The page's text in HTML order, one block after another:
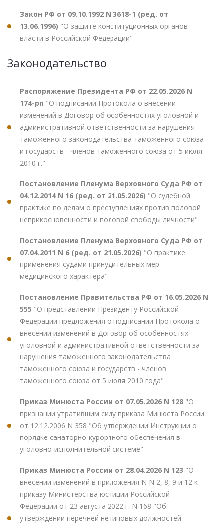
Закон РФ от 09.10.1992 N 3618-1 (ред. от
13.06.1996) "О защите конституционных органов
власти в Российской Федерации"
Законодательство
Распоряжение Президента РФ от 22.05.2026 N
174-рп "О подписании Протокола о внесении
изменений в Договор об особенностях уголовной и
административной ответственности за нарушения
таможенного законодательства таможенного союза
и государств - членов таможенного союза от 5 июля
2010 г."
Постановление Пленума Верховного Суда РФ от
04.12.2014 N 16 (ред. от 21.05.2026) "О судебной
практике по делам о преступлениях против половой
неприкосновенности и половой свободы личности"
Постановление Пленума Верховного Суда РФ от
07.04.2011 N 6 (ред. от 21.05.2026) "О практике
применения судами принудительных мер
медицинского характера"
Постановление Правительства РФ от 16.05.2026 N
555 "О представлении Президенту Российской
Федерации предложения о подписании Протокола о
внесении изменений в Договор об особенностях
уголовной и административной ответственности за
нарушения таможенного законодательства
таможенного союза и государств - членов
таможенного союза от 5 июля 2010 года"
Приказ Минюста России от 07.05.2026 N 128 "О
признании утратившим силу приказа Минюста России
от 12.12.2006 N 358 "Об утверждении Инструкции о
порядке санаторно-курортного обеспечения в
уголовно-исполнительной системе"
Приказ Минюста России от 28.04.2026 N 123 "О
внесении изменений в приложения N N 2, 8, 9 и 12 к
приказу Министерства юстиции Российской
Федерации от 23 августа 2022 г. N 168 "Об
утверждении перечней нетиповых должностей